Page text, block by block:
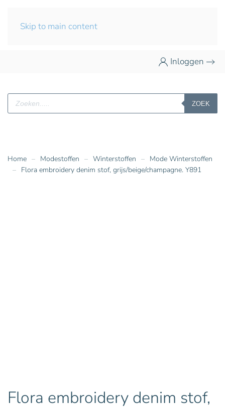
Skip to main content
Inloggen
Producten
zoeken
ZOEK
Home Modestoffen Winterstoffen
Mode Winterstoffen
Flora embroidery denim stof, grijs/beige/champagne. Y891
Flora embroidery denim stof,